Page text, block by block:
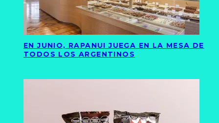
EN JUNIO, RAPANUI JUEGA EN LA MESA DE
TODOS LOS ARGENTINOS